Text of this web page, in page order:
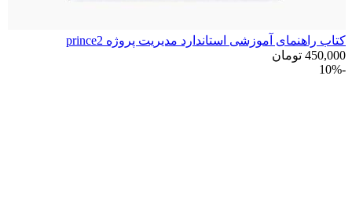
کتاب راهنمای آموزشی استاندارد مدیریت پروژه prince2
450,000 تومان
-10%